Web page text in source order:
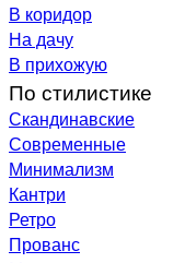
В коридор
На дачу
В прихожую
По стилистике
Скандинавские
Современные
Минимализм
Кантри
Ретро
Прованс